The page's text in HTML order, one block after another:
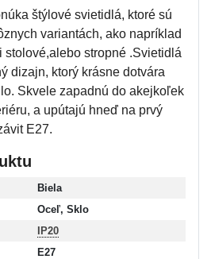
štýlové svietidlá, ktoré sú
variantách, ako napríklad
stolové,alebo stropné .Svietidlá
dizajn, ktorý krásne dotvára
Skvele zapadnú do akejkoľek
a upútajú hneď na prvý
E27.
Biela
Oceľ, Sklo
IP20
E27